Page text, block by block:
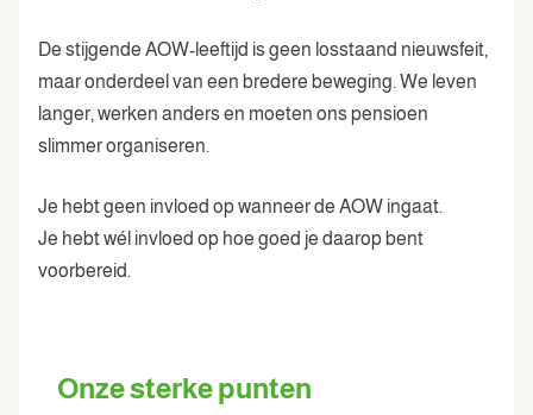
De stijgende AOW-leeftijd is geen losstaand nieuwsfeit,
maar onderdeel van een bredere beweging. We leven
langer, werken anders en moeten ons pensioen
slimmer organiseren.
Je hebt geen invloed op wanneer de AOW ingaat.
Je hebt wél invloed op hoe goed je daarop bent
voorbereid.
Onze sterke punten